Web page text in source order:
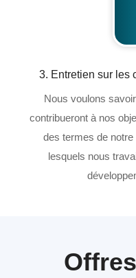
3. Entretien sur les
Nous voulons
contribueront à nos
des termes de
lesquels nous